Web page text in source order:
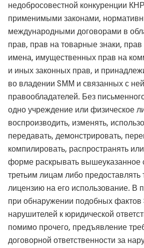
недобросовестной конкуренции
применимыми законами,
международными договорами в
прав, прав на товарные знаки,
имена, имущественных прав на
и иных законных прав, и
во владении SMM и связанных с ней
правообладателей. Без
одно учреждение или физическое
воспроизводить, изменять,
передавать, демонстрировать,
компилировать, распространять
форме раскрывать вышеуказанное
третьим лицам либо предоставлять
лицензию на его использование. В
при обнаружении подобных фактов
нарушителей к юридической
помимо прочего, предъявление
договорной ответственности за